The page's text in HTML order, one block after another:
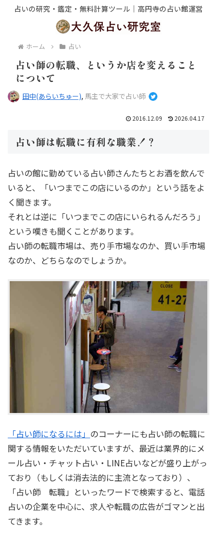
占いの研究・鑑定・無料計算ツール｜高円寺の占い館運営
ホーム 占い
占い師の転職、というか店を変えること
について
田中(あらいちゅー), 馬主で大家で占い師
2016.12.09 2026.04.17
占い師は転職に有利な職業！？
占いの館に勤めている占い師さんたちとお酒を飲んで
いると、「いつまでこの店にいるのか」という話をよ
く聞きます。
それとは逆に「いつまでこの店にいられるんだろう」
という嘆きも聞くことがあります。
占い師の転職市場は、売り手市場なのか、買い手市場
なのか、どちらなのでしょうか。
「占い師になるには」 のコーナーにも占い師の転職に
関する情報をいただいていますが、最近は業界的にメ
ール占い・チャット占い・LINE占いなどが盛り上がっ
ており（もしくは消去法的に主流となっており）、
「占い師 転職」といったワードで検索すると、電話
占いの企業を中心に、求人や転職の広告がゴマンと出
てきます。